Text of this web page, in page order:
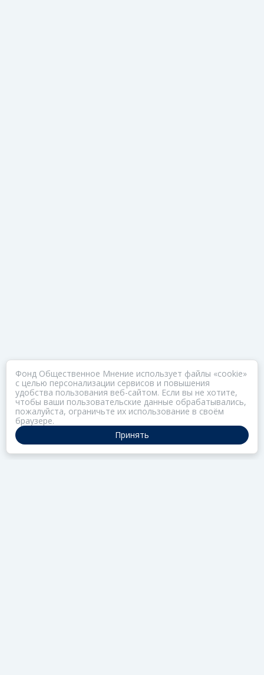
Фонд Общественное Мнение использует файлы «cookie»
с целью персонализации сервисов и повышения
удобства пользования веб-сайтом. Если вы не хотите,
чтобы ваши пользовательские данные обрабатывались,
пожалуйста, ограничьте их использование в своём
браузере.
Принять